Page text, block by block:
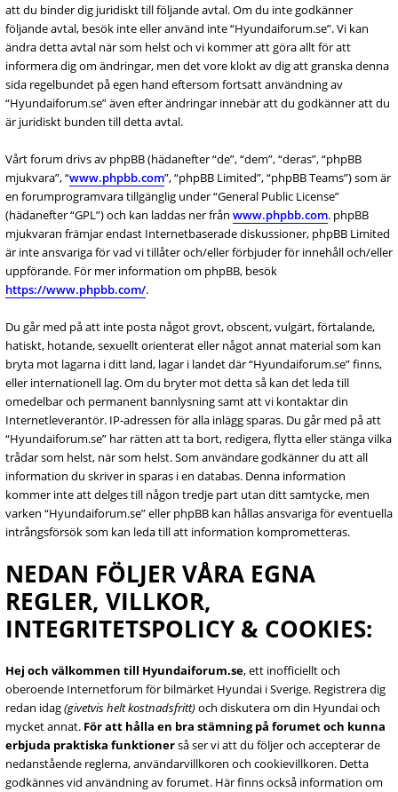
att du binder dig juridiskt till följande avtal. Om du inte godkänner
följande avtal, besök inte eller använd inte “Hyundaiforum.se”. Vi kan
ändra detta avtal när som helst och vi kommer att göra allt för att
informera dig om ändringar, men det vore klokt av dig att granska denna
sida regelbundet på egen hand eftersom fortsatt användning av
“Hyundaiforum.se” även efter ändringar innebär att du godkänner att du
är juridiskt bunden till detta avtal.
Vårt forum drivs av phpBB (hädanefter “de”, “dem”, “deras”, “phpBB
mjukvara”, “www.phpbb.com”, “phpBB Limited”, “phpBB Teams”) som är
en forumprogramvara tillgänglig under “General Public License”
(hädanefter “GPL”) och kan laddas ner från www.phpbb.com. phpBB
mjukvaran främjar endast Internetbaserade diskussioner, phpBB Limited
är inte ansvariga för vad vi tillåter och/eller förbjuder för innehåll och/eller
uppförande. För mer information om phpBB, besök
https://www.phpbb.com/.
Du går med på att inte posta något grovt, obscent, vulgärt, förtalande,
hatiskt, hotande, sexuellt orienterat eller något annat material som kan
bryta mot lagarna i ditt land, lagar i landet där “Hyundaiforum.se” finns,
eller internationell lag. Om du bryter mot detta så kan det leda till
omedelbar och permanent bannlysning samt att vi kontaktar din
Internetleverantör. IP-adressen för alla inlägg sparas. Du går med på att
“Hyundaiforum.se” har rätten att ta bort, redigera, flytta eller stänga vilka
trådar som helst, när som helst. Som användare godkänner du att all
information du skriver in sparas i en databas. Denna information
kommer inte att delges till någon tredje part utan ditt samtycke, men
varken “Hyundaiforum.se” eller phpBB kan hållas ansvariga för eventuella
intrångsförsök som kan leda till att information komprometteras.
NEDAN FÖLJER VÅRA EGNA
REGLER, VILLKOR,
INTEGRITETSPOLICY & COOKIES:
Hej och välkommen till Hyundaiforum.se, ett inofficiellt och
oberoende Internetforum för bilmärket Hyundai i Sverige. Registrera dig
redan idag(givetvis helt kostnadsfritt)och diskutera om din Hyundai och
mycket annat. För att hålla en bra stämning på forumet och kunna
erbjuda praktiska funktionerså ser vi att du följer och accepterar de
nedanstående reglerna, användarvillkoren och cookievillkoren. Detta
godkännes vid användning av forumet. Här finns också information om